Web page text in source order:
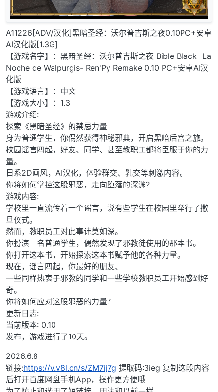
A11226[ADV/汉化]黑暗圣经：沃尔普吉斯之夜0.10PC+安卓
AI汉化版[1.3G]
【游戏名字】：黑暗圣经：沃尔普吉斯之夜 Bible Black -La
Noche de Walpurgis- Ren'Py Remake 0.10 PC+安卓AI汉
化版
【游戏语言】：中文
【游戏大小】：1.3
游戏介绍:
探索《黑暗圣经》的禁忌力量！
身为普通学生，你偶然获得神秘邪典，开启黑暗后宫之旅。
校园谣言四起，好友、同学、甚至教职工都将臣服于你的力
量。
日系2D画风，AI汉化，体验群交、乳交等刺激内容。
你将如何掌控这股邪恶，走向堕落的深渊？
游戏内容:
学校里一直流传着一个谣言，说有些学生在校园里举行了撒
旦仪式。
然而，教职员工对此事讳莫如深。
你扮演一名普通学生，偶然发现了邪教徒使用的那本书。
你打开这本书，开始探索这本书赋予他的各种力量。
现在，谣言四起，你最好的朋友、
一些同样热衷于邪教的同学和一些学校教职员工开始感到好
奇。
你将如何应对这股邪恶的力量？
更新日志:
当前版本: 0.10
发布，游戏进行了10天。
2026.6.8
链接:https://v.v8l.cn/s/ZM7ij7g 提取码:3ieg 复制这段内容
后打开百度网盘手机App，操作更方便哦